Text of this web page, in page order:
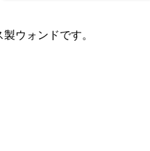
ウォンドです。